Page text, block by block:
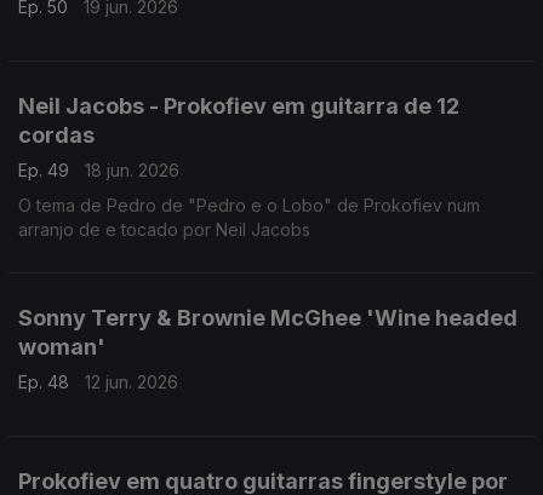
Ep. 50 19 jun. 2026
Neil Jacobs - Prokofiev em guitarra de 12
cordas
Ep. 49
18 jun. 2026
O tema de Pedro de "Pedro e o Lobo" de Prokofiev num
arranjo de e tocado por Neil Jacobs
Sonny Terry & Brownie McGhee 'Wine headed
woman'
Ep. 48 12 jun. 2026
Prokofiev em quatro guitarras fingerstyle por